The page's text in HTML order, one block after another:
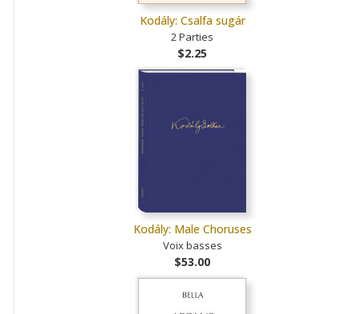
Kodály: Csalfa sugár
2 Parties
$2.25
Kodály: Male Choruses
Voix basses
$53.00